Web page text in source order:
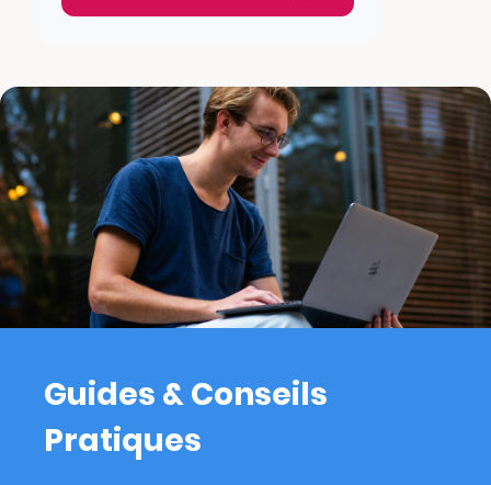
Guides & Conseils
Pratiques